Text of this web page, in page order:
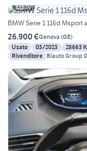
20
BMW Serie 1 116d Msport
26.900 €Genova (GE)
Usato
03/2023 28663
Rivenditore Biauto Group